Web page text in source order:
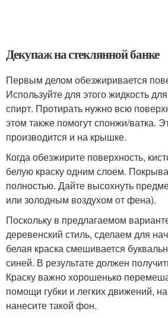
Декупаж на стеклянной банке
Первым делом обезжиривается
Используйте для этого жидкость
спирт. Протирать нужно всю
этом также помогут спонжи/ватка.
производится и на крышке.
Когда обезжирите поверхность,
белую краску одним слоем.
полностью. Дайте высохнуть
или золодным воздухом от фена).
Поскольку в предлагаемом
деревенский стиль, сделаем для
белая краска смешивается
синей. В результате должен
Краску важно хорошенько
помощи губки и легких движений,
нанесите такой фон.